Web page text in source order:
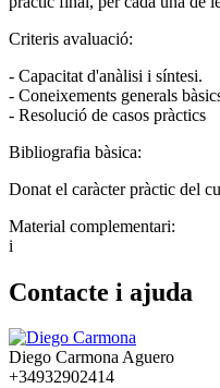
Criteris avaluació:
- Capacitat d'anàlisi i síntesi.
- Coneixements generals
- Resolució de casos pràctics
Bibliografia bàsica:
Donat el caràcter pràctic del
Material complementari:
i
Contacte i ajuda
Diego Carmona Aguero
+34932902414